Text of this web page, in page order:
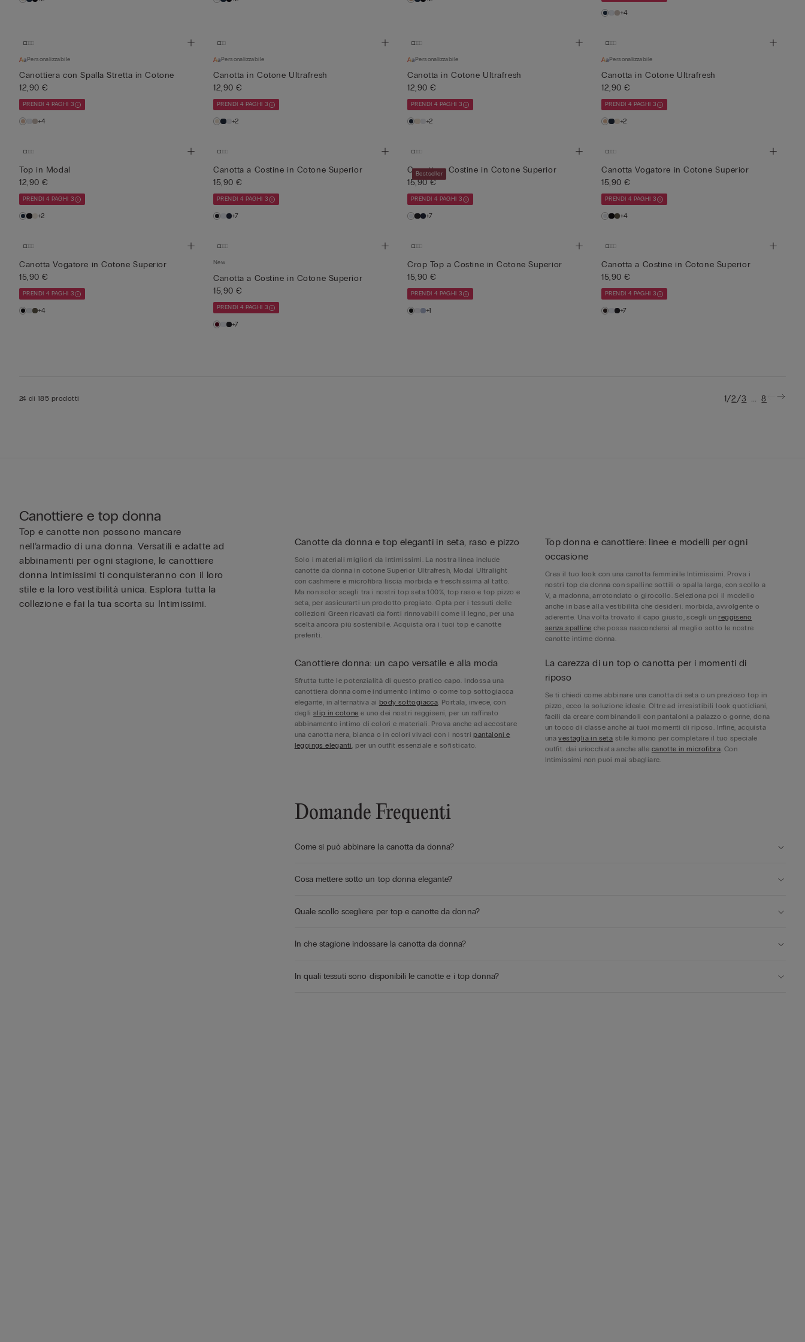
+4
Personalizzabile
Canottiera con Spalla Stretta in Cotone
12,90 €
PRENDI 4 PAGHI 3
+4
Personalizzabile
Canotta in Cotone Ultrafresh
12,90 €
PRENDI 4 PAGHI 3
+2
Personalizzabile
Canotta in Cotone Ultrafresh
12,90 €
PRENDI 4 PAGHI 3
+2
Personalizzabile
Canotta in Cotone Ultrafresh
12,90 €
PRENDI 4 PAGHI 3
+2
Top in Modal
12,90 €
PRENDI 4 PAGHI 3
+2
Canotta a Costine in Cotone Superior
15,90 €
PRENDI 4 PAGHI 3
+7
Bestseller
Canotta a Costine in Cotone Superior
15,90 €
PRENDI 4 PAGHI 3
+7
Canotta Vogatore in Cotone Superior
15,90 €
PRENDI 4 PAGHI 3
+4
Canotta Vogatore in Cotone Superior
15,90 €
PRENDI 4 PAGHI 3
+4
New
Canotta a Costine in Cotone Superior
15,90 €
PRENDI 4 PAGHI 3
+7
Crop Top a Costine in Cotone Superior
15,90 €
PRENDI 4 PAGHI 3
+1
Canotta a Costine in Cotone Superior
15,90 €
PRENDI 4 PAGHI 3
+7
24 di 185 prodotti 1/2/3 ... 8
Canottiere e top donna
Top e canotte non possono mancare
nell’armadio di una donna. Versatili e adatte ad
abbinamenti per ogni stagione, le canottiere
donna Intimissimi ti conquisteranno con il loro
stile e la loro vestibilità unica. Esplora tutta la
collezione e fai la tua scorta su Intimissimi.
Canotte da donna e top eleganti in seta, raso e pizzo
Solo i materiali migliori da Intimissimi. La nostra linea include
canotte da donna in cotone Superior Ultrafresh, Modal Ultralight
con cashmere e microfibra liscia morbida e freschissima al tatto.
Ma non solo: scegli tra i nostri top seta 100%, top raso e top pizzo e
seta, per assicurarti un prodotto pregiato. Opta per i tessuti delle
collezioni Green ricavati da fonti rinnovabili come il legno, per una
scelta ancora più sostenibile. Acquista ora i tuoi top e canotte
preferiti.
Top donna e canottiere: linee e modelli per ogni
occasione
Crea il tuo look con una canotta femminile Intimissimi. Prova i
nostri top da donna con spalline sottili o spalla larga, con scollo a
V, a madonna, arrotondato o girocollo. Seleziona poi il modello
anche in base alla vestibilità che desideri: morbida, avvolgente o
aderente. Una volta trovato il capo giusto, scegli unreggiseno
senza spalline che possa nascondersi al meglio sotto le nostre
canotte intime donna.
Canottiere donna: un capo versatile e alla moda
Sfrutta tutte le potenzialità di questo pratico capo. Indossa una
canottiera donna come indumento intimo o come top sottogiacca
elegante, in alternativa ai body sottogiacca. Portala, invece, con
deglislip in cotone e uno dei nostri reggiseni, per un raffinato
abbinamento intimo di colori e materiali. Prova anche ad accostare
una canotta nera, bianca o in colori vivaci con i nostripantaloni e
leggings eleganti, per un outfit essenziale e sofisticato.
La carezza di un top o canotta per i momenti di
riposo
Se ti chiedi come abbinare una canotta di seta o un prezioso top in
pizzo, ecco la soluzione ideale. Oltre ad irresistibili look quotidiani,
facili da creare combinandoli con pantaloni a palazzo o gonne, dona
un tocco di classe anche ai tuoi momenti di riposo. Infine, acquista
unavestaglia in seta stile kimono per completare il tuo speciale
outfit. dai un'occhiata anche alle canotte in microfibra. Con
Intimissimi non puoi mai sbagliare.
Domande Frequenti
Come si può abbinare la canotta da donna?
Cosa mettere sotto un top donna elegante?
Quale scollo scegliere per top e canotte da donna?
In che stagione indossare la canotta da donna?
In quali tessuti sono disponibili le canotte e i top donna?